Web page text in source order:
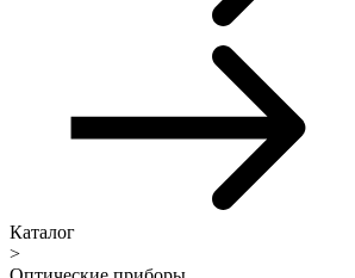
Каталог
>